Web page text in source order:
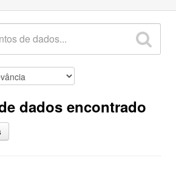
dados encontrado